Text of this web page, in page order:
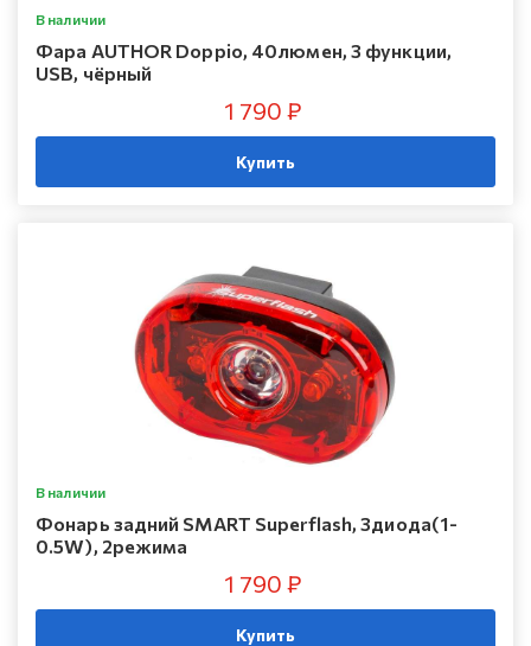
В наличии
Фара AUTHOR Doppio, 40люмен, 3 функции,
USB, чёрный
1 790 ₽
Купить
В наличии
Фонарь задний SMART Superflash, 3диода(1-
0.5W), 2режима
1 790 ₽
Купить